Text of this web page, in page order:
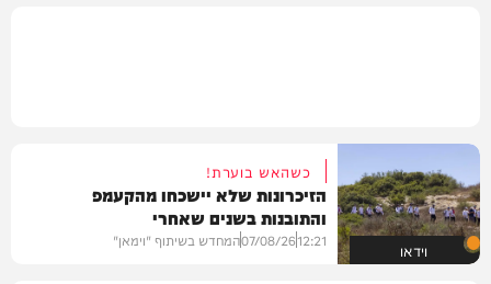
וידאו
כשהאש בוערת!
הזיכרונות שלא יישכחו מהקעמפ
והתובנות בשנים שאחרי
12:21
07/08/26המחדש בשיתוף "וימאן"